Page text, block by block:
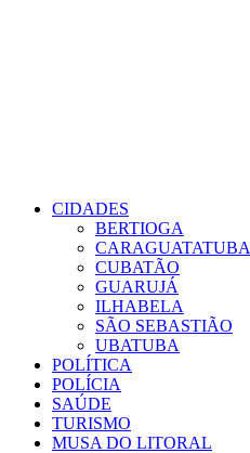
CIDADES
BERTIOGA
CARAGUATATUBA
CUBATÃO
GUARUJÁ
ILHABELA
SÃO SEBASTIÃO
UBATUBA
POLÍTICA
POLÍCIA
SAÚDE
TURISMO
MUSA DO LITORAL